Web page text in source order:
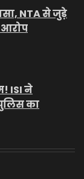
NTA से जुड़े
आरोप
ISI ने
का